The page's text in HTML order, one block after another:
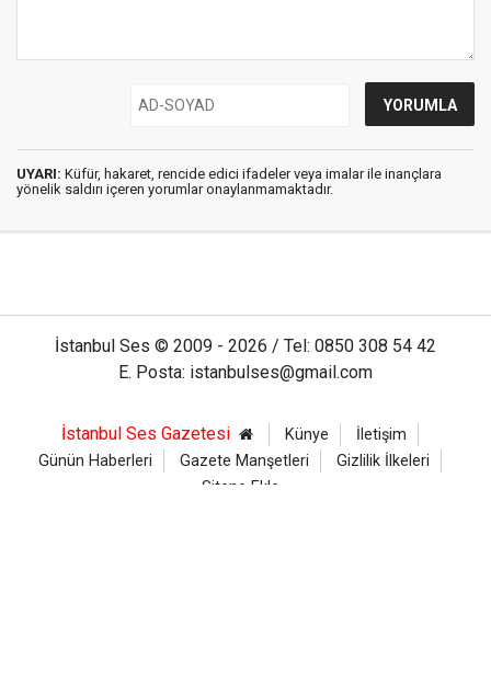
UYARI: Küfür, hakaret, rencide edici ifadeler veya imalar ile inançlara
yönelik saldırı içeren yorumlar onaylanmamaktadır.
İstanbul Ses © 2009 - 2026 / Tel: 0850 308 54 42
E. Posta: istanbulses@gmail.com
İstanbul Ses Gazetesi Künye
İletişim
Günün Haberleri
Gazete Manşetleri
Gizlilik İlkeleri
Sitene Ekle